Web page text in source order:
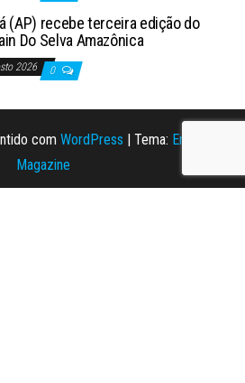
(AP) recebe terceira edição do
Do Selva Amazônica
2026 0
com WordPress | Tema: Envo
Magazine